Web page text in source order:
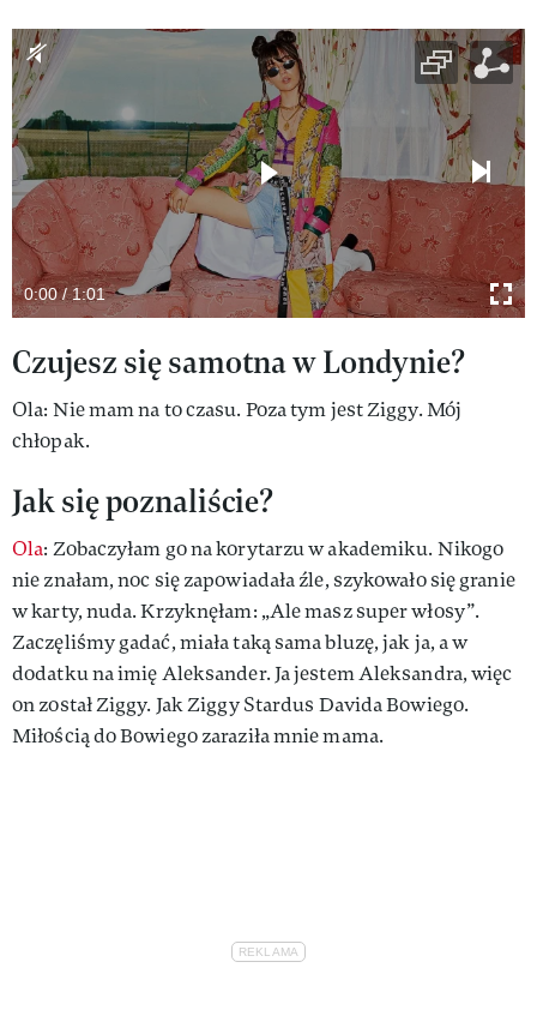
0:00 / 1:01
Czujesz się samotna w Londynie?
Ola: Nie mam na to czasu. Poza tym jest Ziggy. Mój
chłopak.
Jak się poznaliście?
Ola: Zobaczyłam go na korytarzu w akademiku. Nikogo
nie znałam, noc się zapowiadała źle, szykowało się granie
w karty, nuda. Krzyknęłam: „Ale masz super włosy”.
Zaczęliśmy gadać, miała taką sama bluzę, jak ja, a w
dodatku na imię Aleksander. Ja jestem Aleksandra, więc
on został Ziggy. Jak Ziggy Stardus Davida Bowiego.
Miłością do Bowiego zaraziła mnie mama.